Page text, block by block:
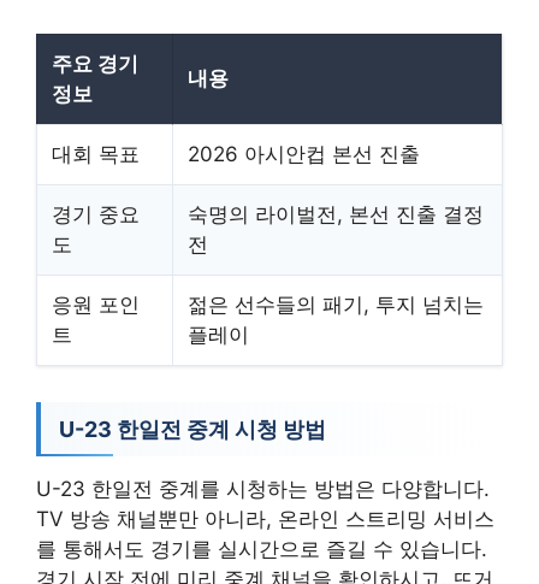
주요 경기
정보
내용
대회 목표 2026 아시안컵 본선 진출
경기 중요
도
숙명의 라이벌전, 본선 진출 결정
전
응원 포인
트
젊은 선수들의 패기, 투지 넘치는
플레이
U-23 한일전 중계 시청 방법
U-23 한일전 중계를 시청하는 방법은 다양합니다.
TV 방송 채널뿐만 아니라, 온라인 스트리밍 서비스
를 통해서도 경기를 실시간으로 즐길 수 있습니다.
경기 시작 전에 미리 중계 채널을 확인하시고, 뜨거